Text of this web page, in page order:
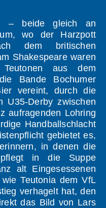
– beide gleich an
wo der Harzpott
dem britischen
Shakespeare waren
aus dem
Bande Bochumer
vereint, durch die
U35-Derby zwischen
aufragenden Lohring
Handballschlacht
gebietet es,
in denen die
in die Suppe
alt Eingesessenen
Teutonia dem VfL
verhagelt hat, den
das Bild von Lars